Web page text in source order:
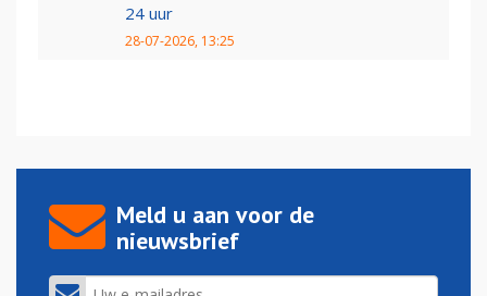
24 uur
28-07-2026, 13:25
Meld u aan voor de
nieuwsbrief